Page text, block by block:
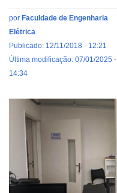
por Faculdade de Engenharia
Elétrica
Publicado: 12/11/2018 - 12:21
Última modificação: 07/01/2025 -
14:34